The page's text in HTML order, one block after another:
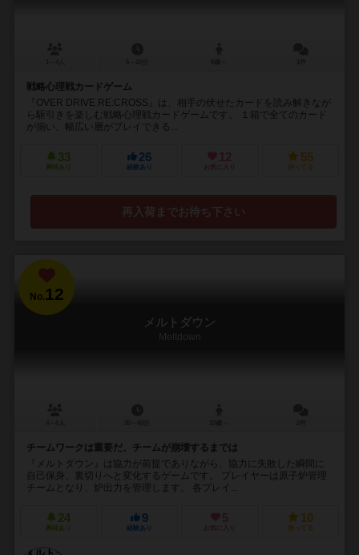
戦略心理戦カードゲーム
『OVER DRIVE RE:CROSS』は、相手の伏せたカードを読み解きなが
ら駆引きを楽しむ戦略心理戦カードゲームです。 １箱で全てのカード
が揃い、幅広い層がプレイできる...
33
興味あり
26
経験あり
12
お気に入り
55
持ってる
再入荷までお待ち下さい
No.12
メルトダウン
Meltdown
チームワークは重要だ、チームが崩壊するまでは
『メルトダウン』は協力が前提でありながら、協力に失敗した瞬間に
自己保身、裏切りへと変化するゲームです。 プレイヤーは原子炉管理
チームとなり、炉出力を管理します。 各プレイ...
24
興味あり
9
経験あり
5
お気に入り
10
持ってる